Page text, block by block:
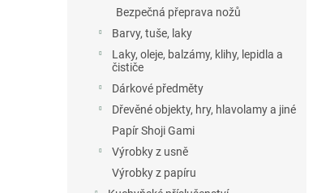
Bezpečná přeprava nožů
Barvy, tuše, laky
Laky, oleje, balzámy, klihy, lepidla a
čističe
Dárkové předměty
Dřevěné objekty, hry, hlavolamy a jiné
Papír Shoji Gami
Výrobky z usně
Výrobky z papíru